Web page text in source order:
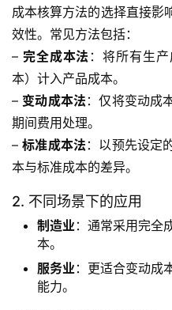
成本核算方法的选择直接影
效性。常见方法包括：
– 完全成本法 ：将所有生
本）计入产品成本。
– 变动成本法 ：仅将变动成
期间费用处理。
– 标准成本法 ：以预先设定
本与标准成本的差异。
2. 不同场景下的应用
制造业：通常采用完全
本。
服务业：更适合变动成
能力。